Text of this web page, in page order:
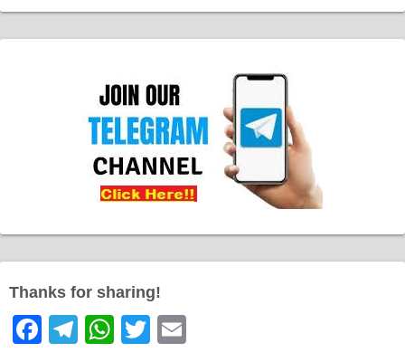
Thanks for sharing!
F
T
W
T